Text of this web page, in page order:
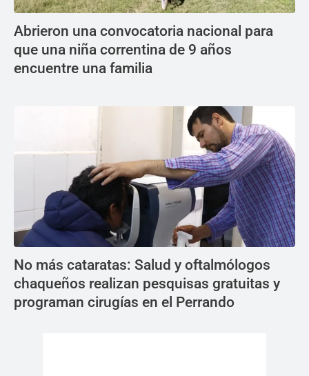
Abrieron una convocatoria nacional para
que una niña correntina de 9 años
encuentre una familia
No más cataratas: Salud y oftalmólogos
chaqueños realizan pesquisas gratuitas y
programan cirugías en el Perrando